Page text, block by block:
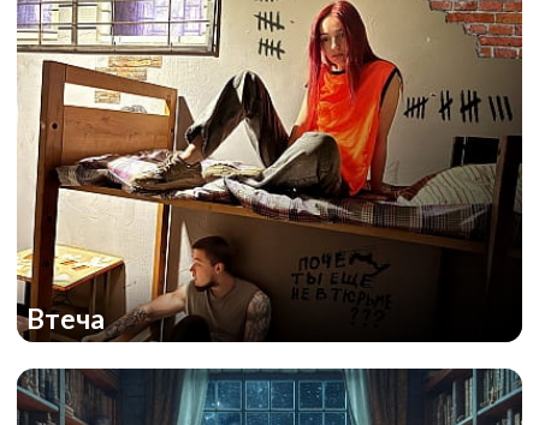
Втеча